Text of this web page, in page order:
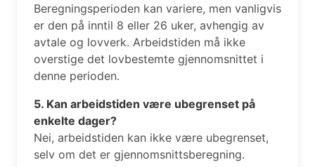
Beregningsperioden kan variere, men vanligvis
er den på inntil 8 eller 26 uker, avhengig av
avtale og lovverk. Arbeidstiden må ikke
overstige det lovbestemte gjennomsnittet i
denne perioden.
5. Kan arbeidstiden være ubegrenset på
enkelte dager?
Nei, arbeidstiden kan ikke være ubegrenset,
selv om det er gjennomsnittsberegning.